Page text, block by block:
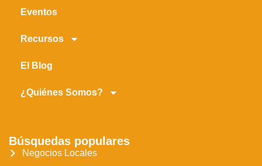
Eventos
Recursos
El Blog
¿Quiénes Somos?
Búsquedas populares
Negocios Locales